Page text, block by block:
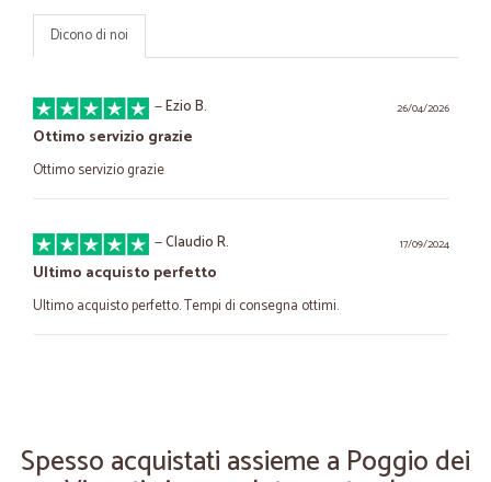
Dicono di noi
26/04/2026
—Ezio B.
Ottimo servizio grazie
Ottimo servizio grazie
17/09/2024
—Claudio R.
Ultimo acquisto perfetto
Ultimo acquisto perfetto. Tempi di consegna ottimi.
sempre c'è un omaggio, prodotti freschissimi e ottimi anche se alcuni
Spesso acquistati assieme a Poggio dei